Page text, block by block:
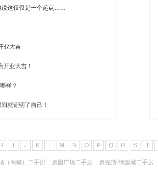
说这仅仅是一个起点……
业大吉
业大吉！
样？
就证明了自己！
H J K L M N O P Q R S T
（商铺）二手房 奥园广场二手房 奥克斯·缔壹城二手房